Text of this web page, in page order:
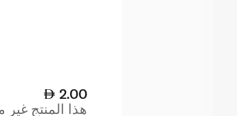
2.00
هذا المنتج غير